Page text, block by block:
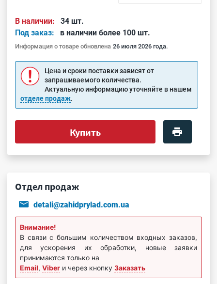
В наличии:
34 шт.
Под заказ:
в наличии более 100 шт.
Информация о товаре обновлена 26 июля 2026 года.
Цена и сроки поставки зависят от
запрашиваемого количества.
Актуальную информацию уточняйте в нашем
отделе продаж.
Купить
Отдел продаж
detali@zahidprylad.com.ua
Внимание!
В связи с большим количеством входных заказов,
для ускорения их обработки, новые заявки
принимаются только на
Email, Viber и через кнопку Заказать